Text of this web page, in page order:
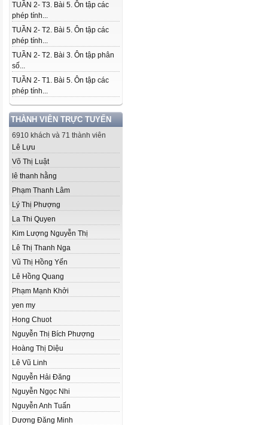
TUẦN 2- T3. Bài 5. Ôn tập các
phép tính...
TUẦN 2- T2. Bài 5. Ôn tập các
phép tính...
TUẦN 2- T2. Bài 3. Ôn tập phân
số...
TUẦN 2- T1. Bài 5. Ôn tập các
phép tính...
THÀNH VIÊN TRỰC TUYẾN
6910 khách và 71 thành viên
Lê Lựu
Võ Thị Luật
lê thanh hằng
Phạm Thanh Lâm
Lý Thị Phượng
La Thi Quyen
Kim Lượng Nguyễn Thị
Lê Thị Thanh Nga
Vũ Thị Hồng Yến
Lê Hồng Quang
Phạm Mạnh Khởi
yen my
Hong Chuot
Nguyễn Thị Bích Phượng
Hoàng Thị Diệu
Lê Vũ Linh
Nguyễn Hải Đăng
Nguyễn Ngọc Nhi
Nguyễn Anh Tuấn
Dương Đăng Minh